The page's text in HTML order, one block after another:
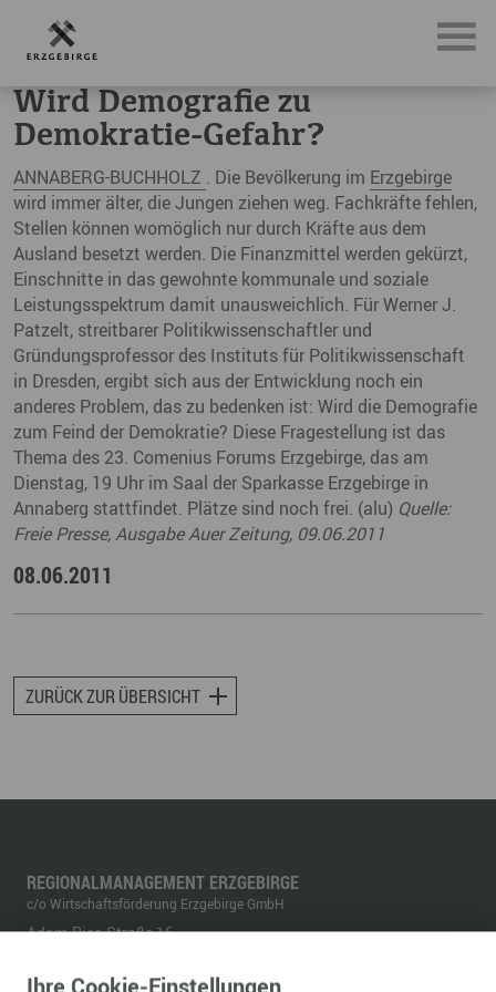
News, Neuigkeiten & Nachrichten aus dem Erzgebirge
Wird Demografie zu
Demokratie-Gefahr?
ANNABERG-BUCHHOLZ . Die Bevölkerung im Erzgebirge
wird immer älter, die Jungen ziehen weg. Fachkräfte fehlen,
Stellen können womöglich nur durch Kräfte aus dem
Ausland besetzt werden. Die Finanzmittel werden gekürzt,
Einschnitte in das gewohnte kommunale und soziale
Leistungsspektrum damit unausweichlich. Für Werner J.
Patzelt, streitbarer Politikwissenschaftler und
Gründungsprofessor des Instituts für Politikwissenschaft
in Dresden, ergibt sich aus der Entwicklung noch ein
anderes Problem, das zu bedenken ist: Wird die Demografie
zum Feind der Demokratie? Diese Fragestellung ist das
Thema des 23. Comenius Forums Erzgebirge, das am
Dienstag, 19 Uhr im Saal der Sparkasse Erzgebirge in
Annaberg stattfindet. Plätze sind noch frei. (alu) Quelle:
Freie Presse, Ausgabe Auer Zeitung, 09.06.2011
08.06.2011
ZURÜCK ZUR ÜBERSICHT
REGIONALMANAGEMENT ERZGEBIRGE
c/o Wirtschaftsförderung Erzgebirge GmbH
Adam-Ries-Straße 16